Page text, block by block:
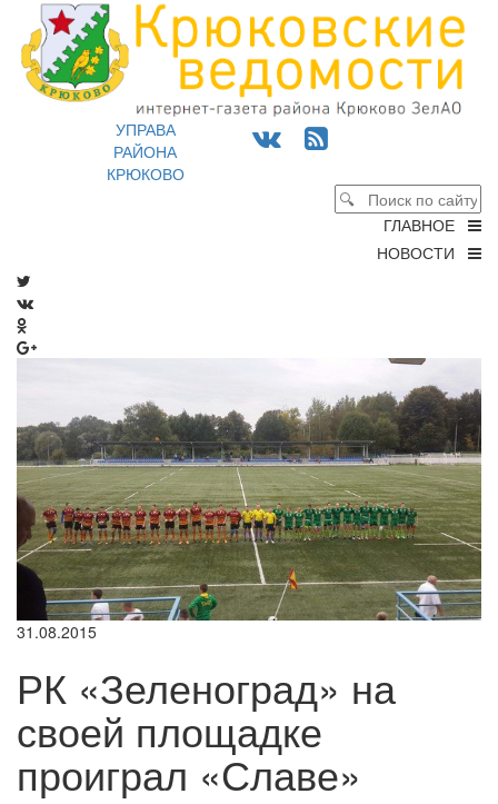
УПРАВА
РАЙОНА
КРЮКОВО
ГЛАВНОЕ
НОВОСТИ
31.08.2015
РК «Зеленоград» на
своей площадке
проиграл «Славе»